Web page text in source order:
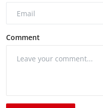
Comment